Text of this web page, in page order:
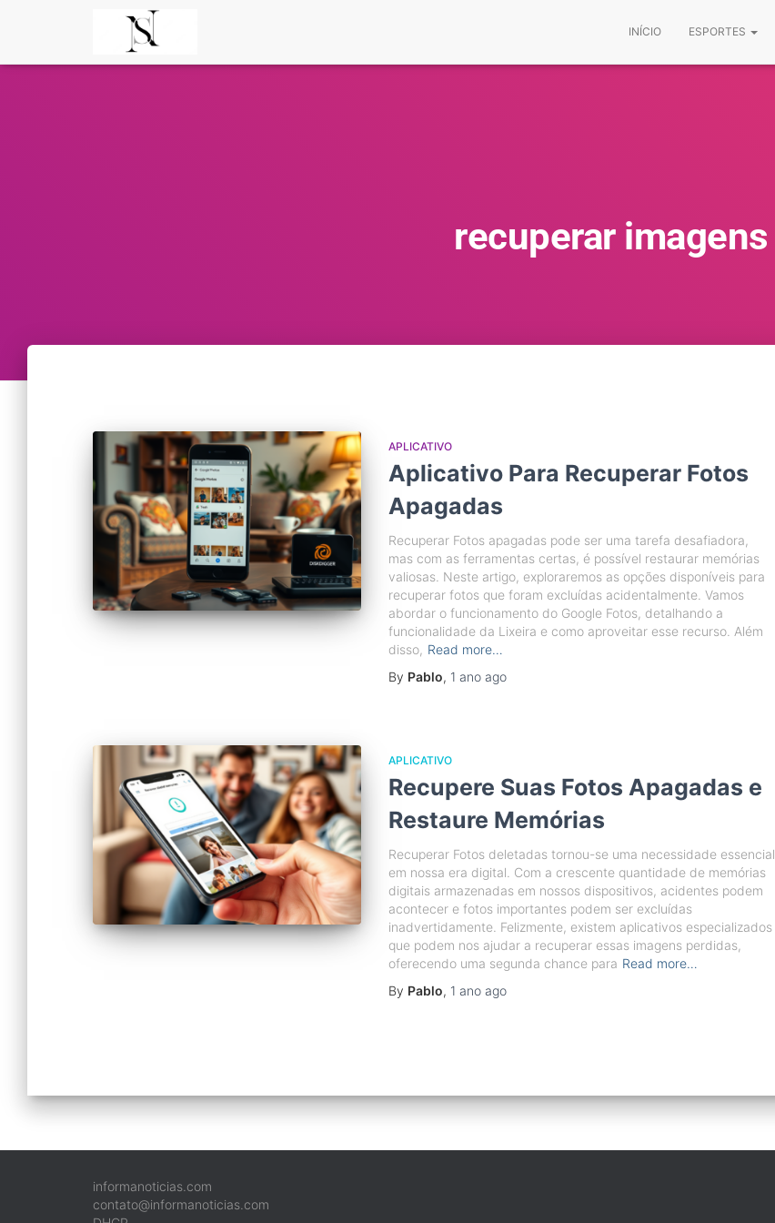
INÍCIO ESPORTES
recuperar imagens
APLICATIVO
Aplicativo Para Recuperar Fotos
Apagadas
Recuperar Fotos apagadas pode ser uma tarefa desafiadora,
mas com as ferramentas certas, é possível restaurar memórias
valiosas. Neste artigo, exploraremos as opções disponíveis para
recuperar fotos que foram excluídas acidentalmente. Vamos
abordar o funcionamento do Google Fotos, detalhando a
funcionalidade da Lixeira e como aproveitar esse recurso. Além
disso, Read more…
By Pablo, 1 ano ago
APLICATIVO
Recupere Suas Fotos Apagadas e
Restaure Memórias
Recuperar Fotos deletadas tornou-se uma necessidade essencial
em nossa era digital. Com a crescente quantidade de memórias
digitais armazenadas em nossos dispositivos, acidentes podem
acontecer e fotos importantes podem ser excluídas
inadvertidamente. Felizmente, existem aplicativos especializados
que podem nos ajudar a recuperar essas imagens perdidas,
oferecendo uma segunda chance para Read more…
By Pablo, 1 ano ago
informanoticias.com
contato@informanoticias.com